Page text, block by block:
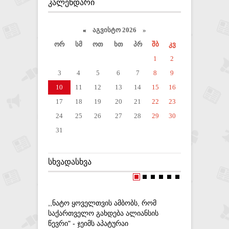
ᲙᲐᲚᲔᲜᲓᲐᲠᲘ
« აგვისტო 2026 »
ორ
სმ ოთ ხთ პრ შბ
კვ
1
2
3
4 5 6 7 8
9
10
11 12 13 14 15
16
17
18 19 20 21 22
23
24
25 26 27 28 29
30
31
ᲡᲮᲕᲐᲓᲐᲡᲮᲕᲐ
,,ᲜᲐᲢᲝ ᲧᲝᲕᲔᲚᲗᲕᲘᲡ ᲐᲛᲑᲝᲑᲡ, ᲠᲝᲛ
ᲡᲐᲥᲐᲠᲗᲕᲔᲚᲝ ᲒᲐᲮᲓᲔᲑᲐ ᲐᲚᲘᲐᲜᲡᲘᲡ
ᲬᲔᲕᲠᲘ" - ᲯᲔᲘᲛᲡ ᲐᲞᲐᲢᲣᲠᲐᲘ